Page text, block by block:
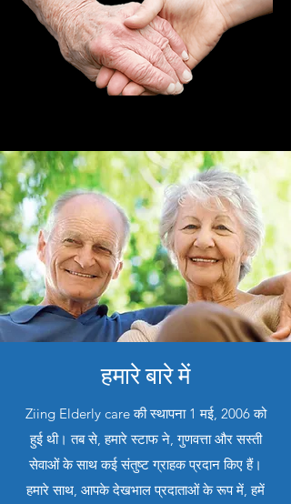
हमारे बारे में
Ziing Elderly care की स्थापना 1 मई, 2006 को
हुई थी। तब से, हमारे स्टाफ ने, गुणवत्ता और सस्ती
सेवाओं के साथ कई संतुष्ट ग्राहक प्रदान किए हैं।
हमारे साथ, आपके देखभाल प्रदाताओं के रूप में, हमें